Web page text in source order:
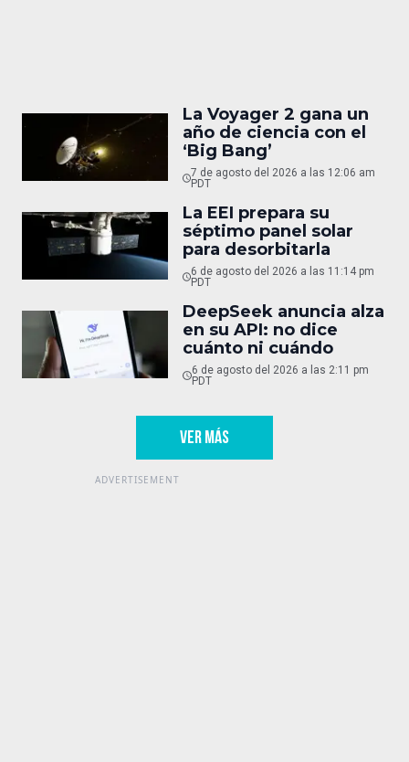
La Voyager 2 gana un
año de ciencia con el
‘Big Bang’
7 de agosto del 2026 a las 12:06 am
PDT
La EEI prepara su
séptimo panel solar
para desorbitarla
6 de agosto del 2026 a las 11:14 pm
PDT
DeepSeek anuncia alza
en su API: no dice
cuánto ni cuándo
6 de agosto del 2026 a las 2:11 pm
PDT
VER MÁS